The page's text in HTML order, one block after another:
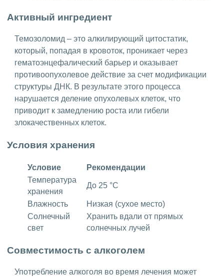
Активный ингредиент
Темозоломид – это алкилирующий цитостатик,
который, попадая в кровоток, проникает через
гематоэнцефалический барьер и оказывает
противоопухолевое действие за счет модификации
структуры ДНК. В результате этого процесса
нарушается деление опухолевых клеток, что
приводит к замедлению роста или гибели
злокачественных клеток.
Условия хранения
Условие
Рекомендации
Температура
хранения
До 25 °C
Влажность
Низкая (сухое место)
Солнечный
свет
Хранить вдали от прямых
солнечных лучей
Совместимость с алкоголем
Употребление алкоголя во время лечения может